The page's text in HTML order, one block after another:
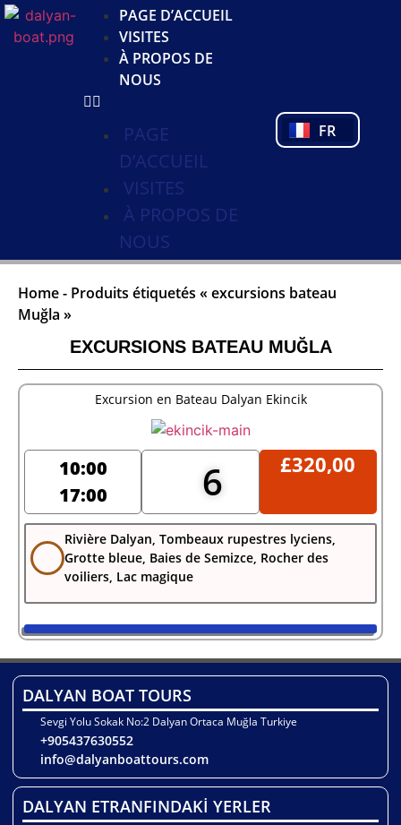
PAGE D’ACCUEIL
VISITES
À PROPOS DE
NOUS
PAGE
D’ACCUEIL
VISITES
À PROPOS DE
NOUS
FR
PT
TR
Home- Produits étiquetés « excursions bateau
Muğla »
EXCURSIONS BATEAU MUĞLA
Excursion en Bateau Dalyan Ekincik
10:00
17:00
6 £320,00
Rivière Dalyan, Tombeaux rupestres lyciens,
Grotte bleue, Baies de Semizce, Rocher des
voiliers, Lac magique
DALYAN BOAT TOURS
Sevgi Yolu Sokak No:2 Dalyan Ortaca Muğla Turkiye
+905437630552
info@dalyanboattours.com
DALYAN ETRANFINDAKİ YERLER